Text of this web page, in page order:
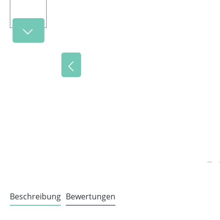
Beschreibung Bewertungen